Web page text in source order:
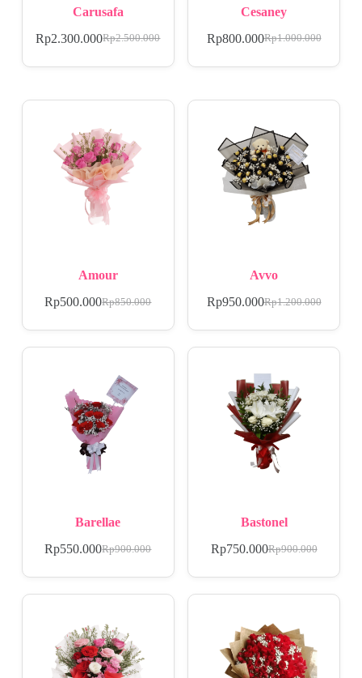
Carusafa
Rp2.500.000
Rp2.300.000
Cesaney
Rp1.000.000
Rp800.000
Amour
Rp850.000
Rp500.000
Avvo
Rp1.200.000
Rp950.000
Barellae
Rp900.000
Rp550.000
Bastonel
Rp900.000
Rp750.000